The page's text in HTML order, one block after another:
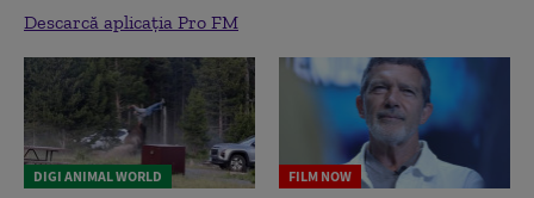
Descarcă aplicația Pro FM
DIGI ANIMAL WORLD FILM NOW